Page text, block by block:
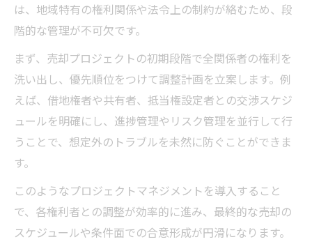
は、地域特有の権利関係や法令上の制約が絡むため、段
階的な管理が不可欠です。
まず、売却プロジェクトの初期段階で全関係者の権利を
洗い出し、優先順位をつけて調整計画を立案します。例
えば、借地権者や共有者、抵当権設定者との交渉スケジ
ュールを明確にし、進捗管理やリスク管理を並行して行
うことで、想定外のトラブルを未然に防ぐことができま
す。
このようなプロジェクトマネジメントを導入すること
で、各権利者との調整が効率的に進み、最終的な売却の
スケジュールや条件面での合意形成が円滑になります。